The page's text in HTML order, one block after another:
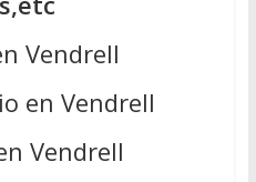
Vendrell
en Vendrell
Vendrell